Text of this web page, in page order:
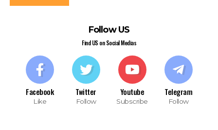
Follow US
Find US on Social Medias
Facebook
Like
Twitter
Follow
Youtube
Subscribe
Telegram
Follow